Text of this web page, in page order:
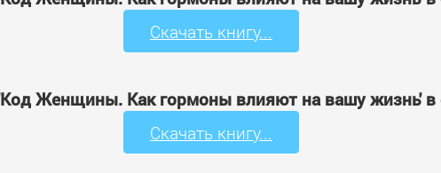
Скачать книгу...
'Код Женщины. Как гормоны влияют на вашу жизнь' в
Скачать книгу...